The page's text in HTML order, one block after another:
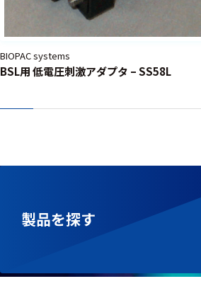
BIOPAC systems
BSL用 低電圧刺激アダプタ – SS58L
製品を探す